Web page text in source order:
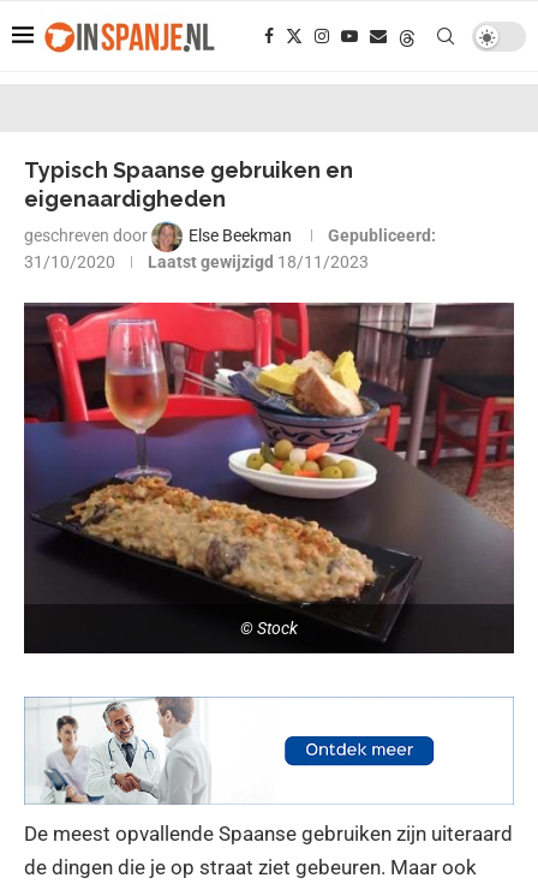
Typisch Spaanse gebruiken en
eigenaardigheden
geschreven door Else Beekman
Gepubliceerd:
31/10/2020
Laatst gewijzigd 18/11/2023
© Stock
De meest opvallende Spaanse gebruiken zijn uiteraard
de dingen die je op straat ziet gebeuren. Maar ook